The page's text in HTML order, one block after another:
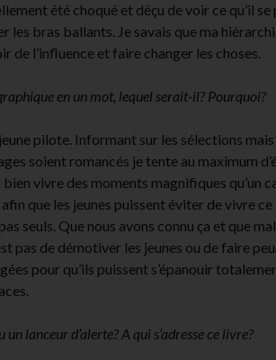
été choqué et déçu de voir ce qu’il se
les bras ballants. Je savais que ma
de l’influence et faire changer les choses.
en un mot, lequel serait-il? Pourquoi?
pilote. Informant sur les sélections
soient romancés je tente au maximum
vivre des moments magnifiques qu’un
que les jeunes puissent éviter de vivre ce
seuls. Que nous avons connu ça et que
pas de démotiver les jeunes ou de faire
pour qu’ils puissent s’épanouir
lanceur d’alerte? A qui s’adresse ce livre?